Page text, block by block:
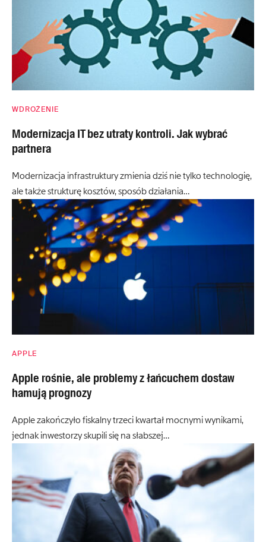
WDROŻENIE
Modernizacja IT bez utraty kontroli. Jak wybrać
partnera
Modernizacja infrastruktury zmienia dziś nie tylko technologię,
ale także strukturę kosztów, sposób działania…
APPLE
Apple rośnie, ale problemy z łańcuchem dostaw
hamują prognozy
Apple zakończyło fiskalny trzeci kwartał mocnymi wynikami,
jednak inwestorzy skupili się na słabszej…